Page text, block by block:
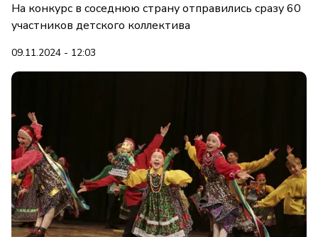
На конкурс в соседнюю страну отправились сразу 60
участников детского коллектива
09.11.2024 - 12:03